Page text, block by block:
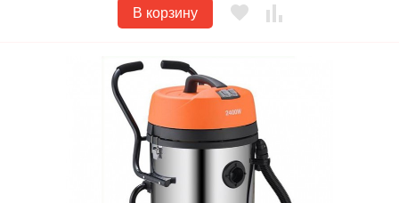
В корзину